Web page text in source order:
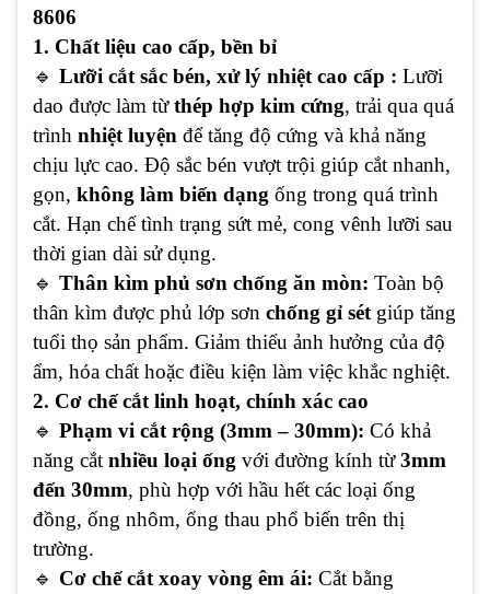
8606
1. Chất liệu cao cấp, bền bỉ
🔹 Lưỡi cắt sắc bén, xử lý nhiệt cao cấp : Lưỡi
dao được làm từthép hợp kim cứng, trải qua quá
trình nhiệt luyện để tăng độ cứng và khả năng
chịu lực cao. Độ sắc bén vượt trội giúp cắt nhanh,
gọn, không làm biến dạng ống trong quá trình
cắt. Hạn chế tình trạng sứt mẻ, cong vênh lưỡi sau
thời gian dài sử dụng.
🔹 Thân kìm phủ sơn chống ăn mòn: Toàn bộ
thân kìm được phủ lớp sơn chống gỉ sét giúp tăng
tuổi thọ sản phẩm. Giảm thiểu ảnh hưởng của độ
ẩm, hóa chất hoặc điều kiện làm việc khắc nghiệt.
2. Cơ chế cắt linh hoạt, chính xác cao
🔹 Phạm vi cắt rộng (3mm – 30mm): Có khả
năng cắt nhiều loại ống với đường kính từ3mm
đến 30mm, phù hợp với hầu hết các loại ống
đồng, ống nhôm, ống thau phổ biến trên thị
trường.
🔹 Cơ chế cắt xoay vòng êm ái: Cắt bằng